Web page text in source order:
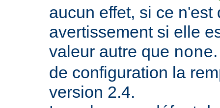
aucun effet, si ce n'est
avertissement si elle
valeur autre que none
de configuration la
version 2.4.